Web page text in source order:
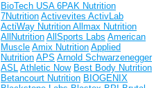
BioTech USA 6PAK Nutrition
7Nutrition Activevites ActivLab
ActiWay Nutrition Allmax Nutrition
AllNutrition AllSports Labs American
Muscle Amix Nutrition Applied
Nutrition APS Arnold Schwarzenegger
ASL Athletic Now Best Body Nutrition
Betancourt Nutrition BIOGENIX